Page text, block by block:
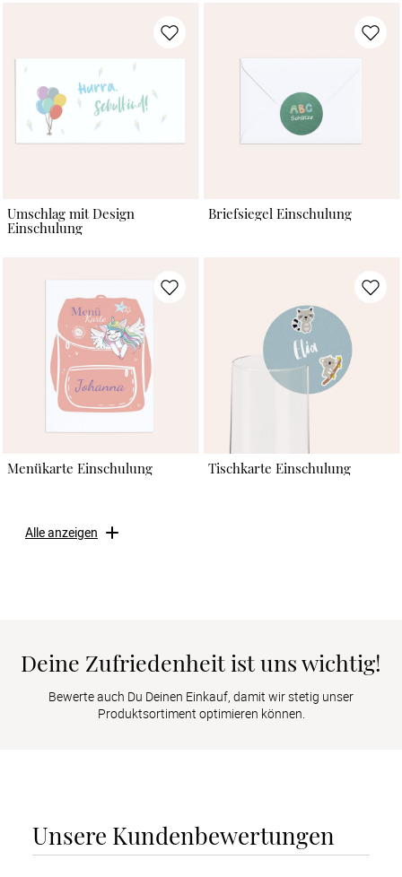
Umschlag mit Design
Einschulung
Briefsiegel Einschulung
Menükarte Einschulung Tischkarte Einschulung
Alle anzeigen
Deine Zufriedenheit ist uns wichtig!
Bewerte auch Du Deinen Einkauf, damit wir stetig unser
Produktsortiment optimieren können.
Unsere Kundenbewertungen